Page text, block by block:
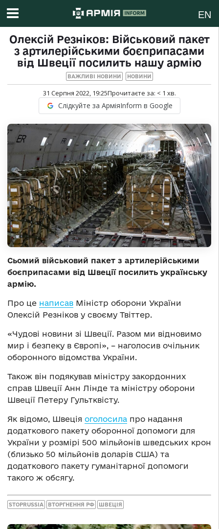
EN
Олексій Резніков: Військовий пакет
з артилерійськими боєприпасами
від Швеції посилить нашу армію
ВАЖЛИВІ НОВИНИ НОВИНИ
31 Серпня 2022, 19:25Прочитаєте за: < 1 хв.
Слідкуйте за АрміяInform в Google
Сьомий військовий пакет з артилерійськими
боєприпасами від Швеції посилить українську
армію.
Про це написав Міністр оборони України
Олексій Резніков у своєму Твіттер.
«Чудові новини зі Швеції. Разом ми відновимо
мир і безпеку в Європі», – наголосив очільник
оборонного відомства України.
Також він подякував міністру закордонних
справ Швеції Анн Лінде та міністру оборони
Швеції Петеру Гультквісту.
Як відомо, Швеція оголосила про надання
додаткового пакету оборонної допомоги для
України у розмірі 500 мільйонів шведських крон
(близько 50 мільйонів доларів США) та
додаткового пакету гуманітарної допомоги
такого ж обсягу.
STOPRUSSIA ВТОРГНЕННЯ РФ ШВЕЦІЯ